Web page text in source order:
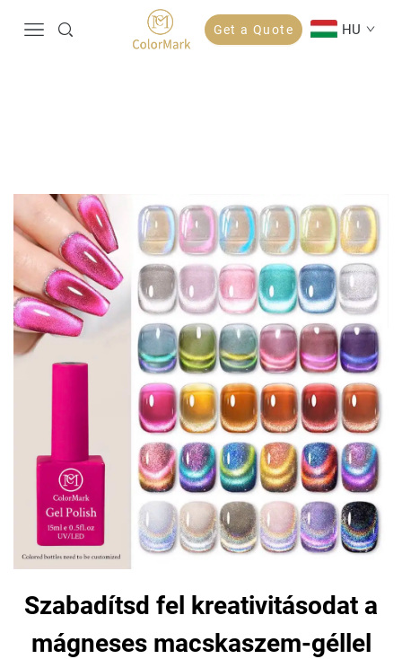
Get a Quote HU
Szabadítsd fel kreativitásodat a
mágneses macskaszem-géllel